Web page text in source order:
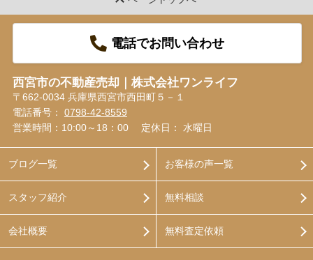
電話でお問い合わせ
西宮市の不動産売却｜株式会社ワンライフ
〒662-0034 兵庫県西宮市西田町５－１
電話番号： 0798-42-8559
営業時間：10:00～18：00
定休日： 水曜日
ブログ一覧
スタッフ紹介
会社概要
お客様の声一覧
無料相談
無料査定依頼